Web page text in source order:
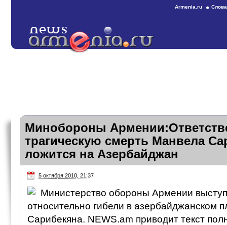
Armenia.ru
Минобороны
трагическую смерть Манвела
ложится на Азербайджан
5 октября 2010, 21:37
Министерство обороны Армении
относительно гибели в азербайджанском
Сарибекяна. NEWS.am приводит текст